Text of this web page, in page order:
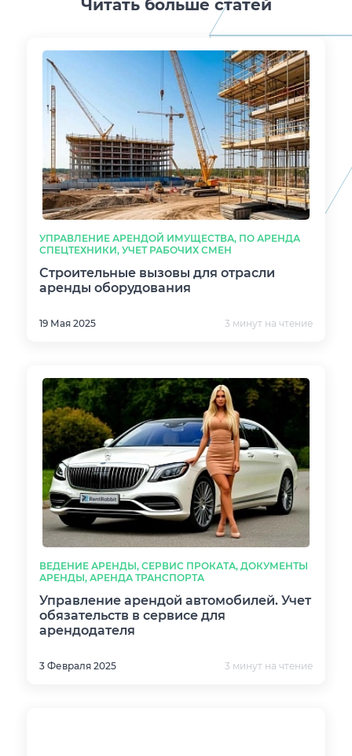
Читать больше статей
УПРАВЛЕНИЕ АРЕНДОЙ ИМУЩЕСТВА, ПО АРЕНДА
СПЕЦТЕХНИКИ, УЧЕТ РАБОЧИХ СМЕН
Строительные вызовы для отрасли
аренды оборудования
19 Мая 2025 3 минут на чтение
ВЕДЕНИЕ АРЕНДЫ, СЕРВИС ПРОКАТА, ДОКУМЕНТЫ
АРЕНДЫ, АРЕНДА ТРАНСПОРТА
Управление арендой автомобилей. Учет
обязательств в сервисе для
арендодателя
3 Февраля 2025 3 минут на чтение